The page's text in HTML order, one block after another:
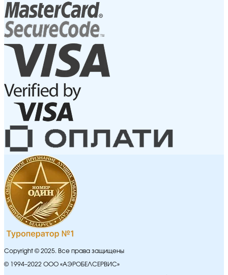
Copyright © 2025. Все права защищены
© 1994–2022 ООО «АЭРОБЕЛСЕРВИС»